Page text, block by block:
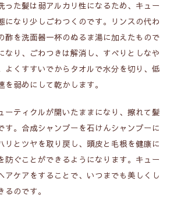
った髪は弱アルカリ性になるため、キュー
になり少しごわつくのです。リンスの代わ
酢を洗面器一杯のぬるま湯に加えたもので
なり、ごわつきは解消し、すべりとしなや
よくすすいでからタオルで水分を切り、低
弱めにして乾かします。
ーティクルが開いたままになり、擦れて髪
す。合成シャンプーを石けんシャンプーに
リとツヤを取り戻し、頭皮と毛根を健康に
防ぐことができるようになります。キュー
アケアをすることで、いつまでも美しくし
のです。